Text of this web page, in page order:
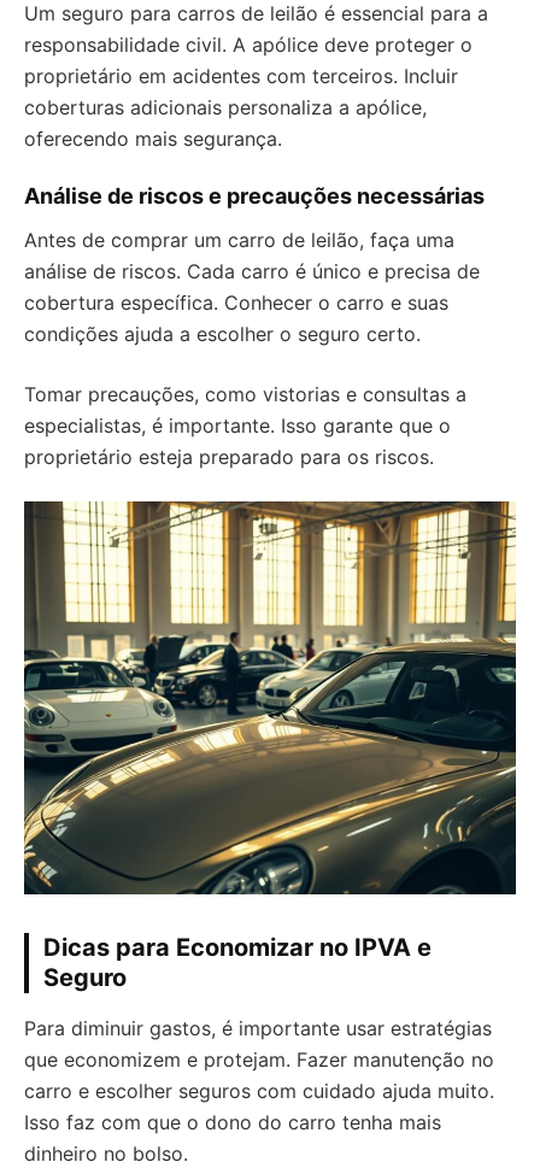
Um seguro para carros de leilão é essencial para a
responsabilidade civil. A apólice deve proteger o
proprietário em acidentes com terceiros. Incluir
coberturas adicionais personaliza a apólice,
oferecendo mais segurança.
Análise de riscos e precauções necessárias
Antes de comprar um carro de leilão, faça uma
análise de riscos. Cada carro é único e precisa de
cobertura específica. Conhecer o carro e suas
condições ajuda a escolher o seguro certo.
Tomar precauções, como vistorias e consultas a
especialistas, é importante. Isso garante que o
proprietário esteja preparado para os riscos.
Dicas para Economizar no IPVA e
Seguro
Para diminuir gastos, é importante usar estratégias
que economizem e protejam. Fazer manutenção no
carro e escolher seguros com cuidado ajuda muito.
Isso faz com que o dono do carro tenha mais
dinheiro no bolso.